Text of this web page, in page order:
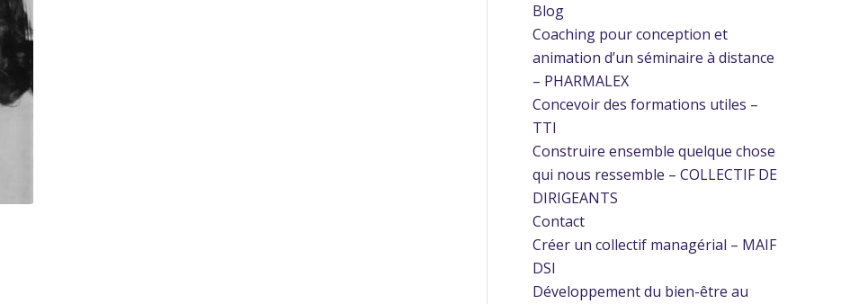
Blog
Coaching pour conception et
animation d’un séminaire à distance
– PHARMALEX
Concevoir des formations utiles –
TTI
Construire ensemble quelque chose
qui nous ressemble – COLLECTIF DE
DIRIGEANTS
Contact
Créer un collectif managérial – MAIF
DSI
Développement du bien-être au